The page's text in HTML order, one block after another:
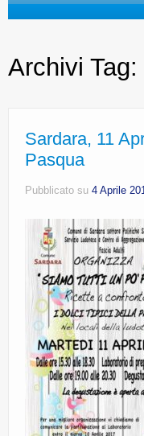
Area Famiglie e
Area Giovani |
Area Ricerca,
Whistleblowing
Lavora con noi
Centro Antiviolenza
Guspini
Archivi Tag:
Sardara, 11
Pasqua
Pubblicato su 4 Aprile